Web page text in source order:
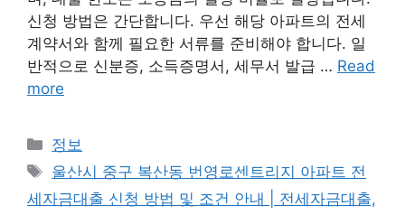
신청 방법은 간단합니다. 우선 해당 아파트의 전세
계약서와 함께 필요한 서류를 준비해야 합니다. 일
반적으로 신분증, 소득증명서, 세무서 발급 … Read
more
Categories
정보
Tags
울산시 중구 복산동 번영로센트리지 아파트 전
세자금대출 신청 방법 및 조건 안내 | 전세자금대출,